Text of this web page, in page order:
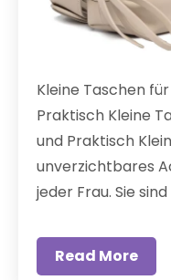
Kleine Taschen
Praktisch Kleine
und Praktisch
unverzichtbares
jeder Frau. Sie
Read More